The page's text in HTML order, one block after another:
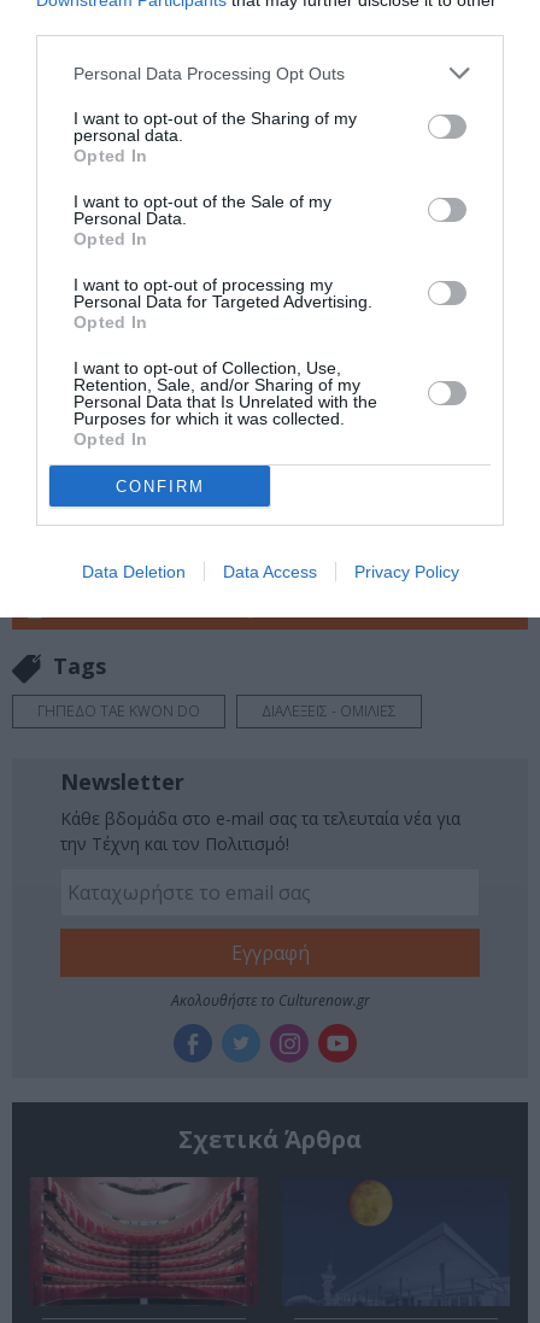
Personal Data Processing Opt Outs
I want to opt-out of the Sharing of my
personal data.
Opted In
I want to opt-out of the Sale of my
Personal Data.
Opted In
I want to opt-out of processing my
Personal Data for Targeted Advertising.
Opted In
I want to opt-out of Collection, Use,
Retention, Sale, and/or Sharing of my
Personal Data that Is Unrelated with the
Purposes for which it was collected.
Opted In
CONFIRM
Data Deletion Data Access Privacy Policy
Γήπεδο Tae Kwon Do
One Day Pass - Σάββατο 7€
One Day Pass - Κυριακή 7€
Προπώληση:
Πληροφορίες / Κρατήσεις:
www.athenscon.gr
Ακολουθήστε το Culturenow.gr στο
μάθετε πρώτοι όλες τις ειδήσεις
Δείτε όλα τατελευταία νέα
Tags
ΓΗΠΕΔΟ TAE KWON DO ΔΙΑΛΕΞΕΙΣ - ΟΜΙΛΙΕΣ
Newsletter
Κάθε βδομάδα στο e-mail σας τα τελευταία νέα για
την Τέχνη και τον Πολιτισμό!
Ακολουθήστε το Culturenow.gr
Σχετικά Άρθρα